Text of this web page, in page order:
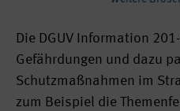
Die DGUV Information
Gefährdungen und dazu
Schutzmaßnahmen im
zum Beispiel die